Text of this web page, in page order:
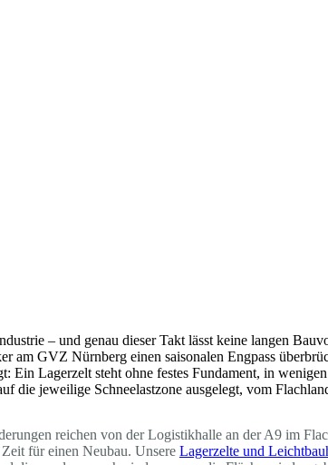
– und genau dieser Takt lässt keine langen
am GVZ Nürnberg einen saisonalen Engpass
Ein Lagerzelt steht ohne festes Fundament, in
die jeweilige Schneelastzone ausgelegt, vom
reichen von der Logistikhalle an der A9 im
für einen Neubau. Unsere Lagerzelte und